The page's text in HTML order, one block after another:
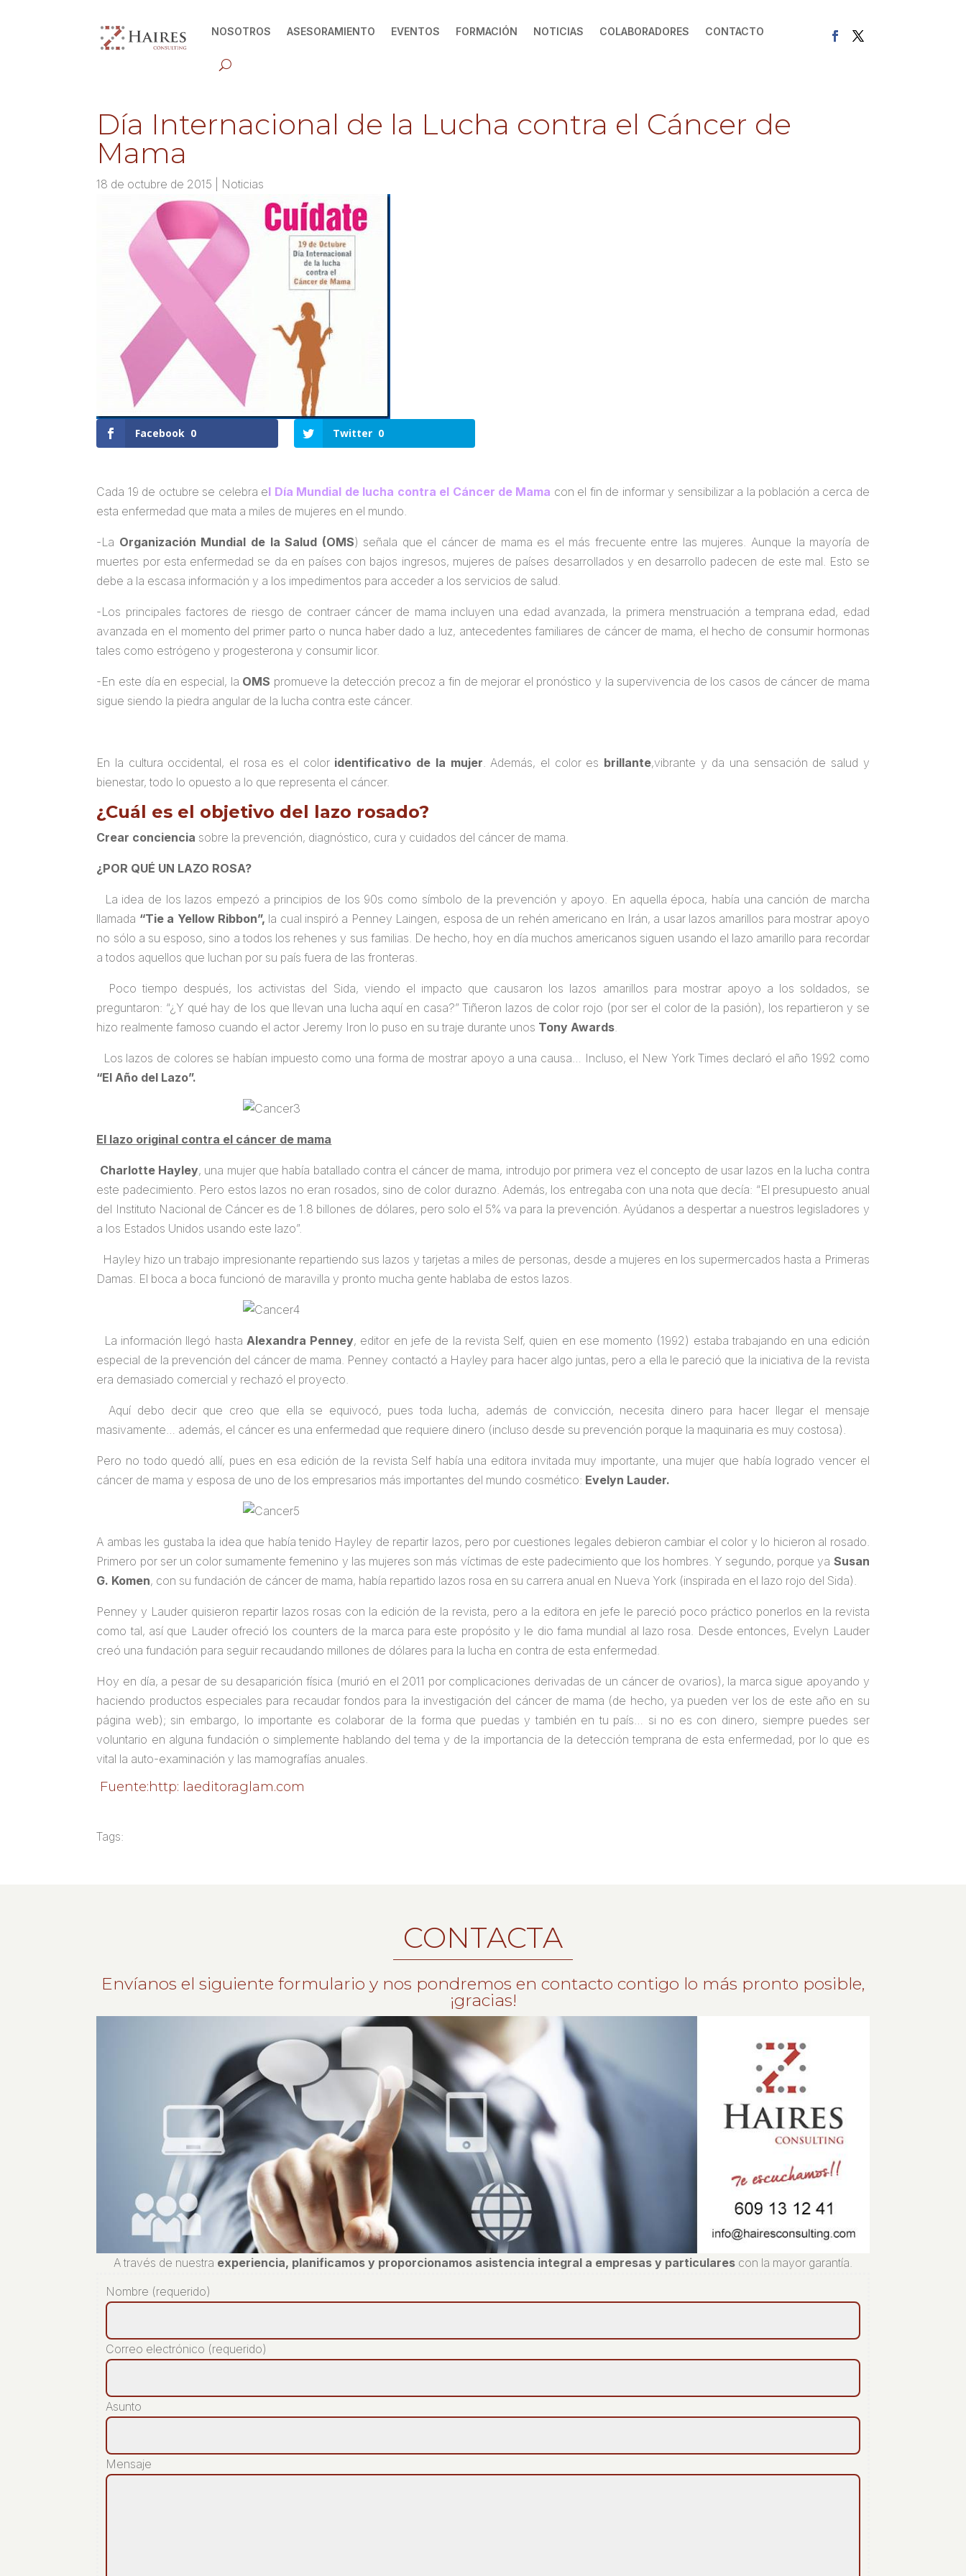
NOSOTROS ASESORAMIENTO EVENTOS FORMACIÓN NOTICIAS COLABORADORES CONTACTO
Día Internacional de la Lucha contra el Cáncer de
Mama
18 de octubre de 2015 Noticias
Facebook 0 Twitter 0
Cada 19 de octubre se celebra el Día Mundial de lucha contra el Cáncer de Mama con el fin de informar y sensibilizar a la población a cerca de
esta enfermedad que mata a miles de mujeres en el mundo.
-La Organización Mundial de la Salud (OMS) señala que el cáncer de mama es el más frecuente entre las mujeres. Aunque la mayoría de
muertes por esta enfermedad se da en países con bajos ingresos, mujeres de países desarrollados y en desarrollo padecen de este mal. Esto se
debe a la escasa información y a los impedimentos para acceder a los servicios de salud.
-Los principales factores de riesgo de contraer cáncer de mama incluyen una edad avanzada, la primera menstruación a temprana edad, edad
avanzada en el momento del primer parto o nunca haber dado a luz, antecedentes familiares de cáncer de mama, el hecho de consumir hormonas
tales como estrógeno y progesterona y consumir licor.
-En este día en especial, la OMS promueve la detección precoz a fin de mejorar el pronóstico y la supervivencia de los casos de cáncer de mama
sigue siendo la piedra angular de la lucha contra este cáncer.
En la cultura occidental, el rosa es el color identificativo de la mujer . Además, el color es brillante,vibrante y da una sensación de salud y
bienestar, todo lo opuesto a lo que representa el cáncer.
¿Cuál es el objetivo del lazo rosado?
Crear conciencia sobre la prevención, diagnóstico, cura y cuidados del cáncer de mama.
¿POR QUÉ UN LAZO ROSA?
La idea de los lazos empezó a principios de los 90s como símbolo de la prevención y apoyo. En aquella época, había una canción de marcha
llamada “Tie a Yellow Ribbon”, la cual inspiró a Penney Laingen, esposa de un rehén americano en Irán, a usar lazos amarillos para mostrar apoyo
no sólo a su esposo, sino a todos los rehenes y sus familias. De hecho, hoy en día muchos americanos siguen usando el lazo amarillo para recordar
a todos aquellos que luchan por su país fuera de las fronteras.
Poco tiempo después, los activistas del Sida, viendo el impacto que causaron los lazos amarillos para mostrar apoyo a los soldados, se
preguntaron: “¿Y qué hay de los que llevan una lucha aquí en casa?” Tiñeron lazos de color rojo (por ser el color de la pasión), los repartieron y se
hizo realmente famoso cuando el actor Jeremy Iron lo puso en su traje durante unos Tony Awards
Los lazos de colores se habían impuesto como una forma de mostrar apoyo a una causa… Incluso, el New York Times declaró el año 1992 como
“El Año del Lazo”.
El lazo original contra el cáncer de mama
Charlotte Hayley, una mujer que había batallado contra el cáncer de mama, introdujo por primera vez el concepto de usar lazos en la lucha contra
este padecimiento. Pero estos lazos no eran rosados, sino de color durazno. Además, los entregaba con una nota que decía: “El presupuesto anual
del Instituto Nacional de Cáncer es de 1.8 billones de dólares, pero solo el 5% va para la prevención. Ayúdanos a despertar a nuestros legisladores y
a los Estados Unidos usando este lazo”.
Hayley hizo un trabajo impresionante repartiendo sus lazos y tarjetas a miles de personas, desde a mujeres en los supermercados hasta a Primeras
Damas. El boca a boca funcionó de maravilla y pronto mucha gente hablaba de estos lazos.
La información llegó hasta Alexandra Penney, editor en jefe de la revista Self, quien en ese momento (1992) estaba trabajando en una edición
especial de la prevención del cáncer de mama. Penney contactó a Hayley para hacer algo juntas, pero a ella le pareció que la iniciativa de la revista
era demasiado comercial y rechazó el proyecto.
Aquí debo decir que creo que ella se equivocó, pues toda lucha, además de convicción, necesita dinero para hacer llegar el mensaje
masivamente… además, el cáncer es una enfermedad que requiere dinero (incluso desde su prevención porque la maquinaria es muy costosa).
Pero no todo quedó allí, pues en esa edición de la revista Self había una editora invitada muy importante, una mujer que había logrado vencer el
cáncer de mama y esposa de uno de los empresarios más importantes del mundo cosmético: Evelyn Lauder.
A ambas les gustaba la idea que había tenido Hayley de repartir lazos, pero por cuestiones legales debieron cambiar el color y lo hicieron al rosado.
Primero por ser un color sumamente femenino y las mujeres son más víctimas de este padecimiento que los hombres. Y segundo, porque ya Susan
G. Komen, con su fundación de cáncer de mama, había repartido lazos rosa en su carrera anual en Nueva York (inspirada en el lazo rojo del Sida).
Penney y Lauder quisieron repartir lazos rosas con la edición de la revista, pero a la editora en jefe le pareció poco práctico ponerlos en la revista
como tal, así que Lauder ofreció los counters de la marca para este propósito y le dio fama mundial al lazo rosa. Desde entonces, Evelyn Lauder
creó una fundación para seguir recaudando millones de dólares para la lucha en contra de esta enfermedad.
Hoy en día, a pesar de su desaparición física (murió en el 2011 por complicaciones derivadas de un cáncer de ovarios), la marca sigue apoyando y
haciendo productos especiales para recaudar fondos para la investigación del cáncer de mama (de hecho, ya pueden ver los de este año en su
página web); sin embargo, lo importante es colaborar de la forma que puedas y también en tu país… si no es con dinero, siempre puedes ser
voluntario en alguna fundación o simplemente hablando del tema y de la importancia de la detección temprana de esta enfermedad, por lo que es
vital la auto-examinación y las mamografías anuales.
Fuente:http: laeditoraglam.com
Tags:
CONTACTA
Envíanos el siguiente formulario y nos pondremos en contacto contigo lo más pronto posible,
¡gracias!
A través de nuestra experiencia, planificamos y proporcionamos asistencia integral a empresas y particulares con la mayor garantía.
Nombre (requerido)
Correo electrónico (requerido)
Asunto
Mensaje